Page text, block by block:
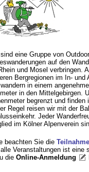
eine Gruppe von
auf den
und Mosel verbringen.
Bergregionen im In- und
in einem
in den Mittelgebirgen.
begrenzt und
Regel reisen wir mit der
Jeder
im Kölner Alpenverein
beachten Sie die
alle Veranstaltungen ist
die Online-Anmeldung